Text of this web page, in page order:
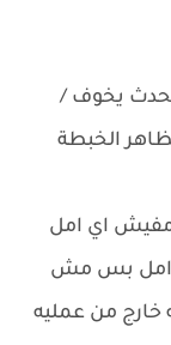
تحدث يخوف /
الخبطة
اي امل
امل بس مش
خارج من عمليه